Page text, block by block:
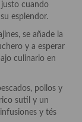
justo cuando
esplendor.
se añade la
y a esperar
culinario en
pollos y
sutil y un
y tés